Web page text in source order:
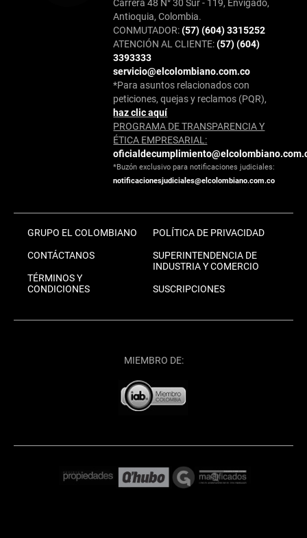
Carrera 48 N° 30 Sur - 119, Envigado,
Antioquia, Colombia.
CONMUTADOR:(57) (604) 3315252
ATENCIÓN AL CLIENTE:(57) (604)
3393333
servicio@elcolombiano.com.co
*Para asuntos relacionados con
peticiones, quejas y reclamos (PQR),
haz clic aquí
PROGRAMA DE TRANSPARENCIA Y
ÉTICA EMPRESARIAL:
*Buzón exclusivo para notificaciones judiciales:
notificacionesjudiciales@elcolombiano.com.co
GRUPO EL COLOMBIANO
CONTÁCTANOS
TÉRMINOS Y
CONDICIONES
POLÍTICA DE PRIVACIDAD
SUPERINTENDENCIA DE
INDUSTRIA Y COMERCIO
SUSCRIPCIONES
MIEMBRO DE: